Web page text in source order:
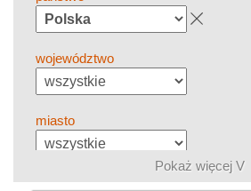
województwo
miasto
grupa kierunków
Pokaż więcej V